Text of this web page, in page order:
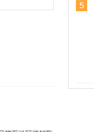
5